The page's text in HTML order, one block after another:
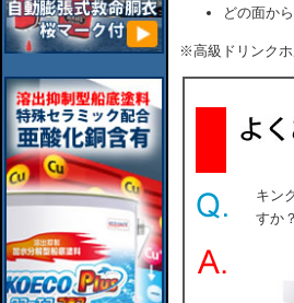
どの面か
※高級ドリンク
キン
すか？